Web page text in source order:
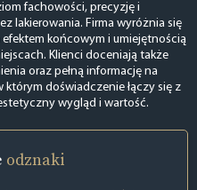
fachowości, precyzję i
lakierowania. Firma wyróżnia się
końcowym i umiejętnością
Klienci doceniają także
oraz pełną informację na
którym doświadczenie łączy się z
wygląd i wartość.
odznaki